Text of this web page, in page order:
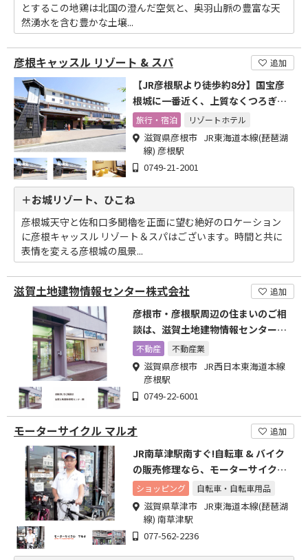
とするこの地鶏は北国の澄んだ空気と、奥羽山脈の豊富な天
然湧水を含む豊かな土壌...
彦根キャッスル リゾート & スパ 追加
【JR彦根駅より徒歩約8分】国宝彦
根城に一番近く、上質なくつろぎを
演出するお城下ホテル
旅行・宿泊 リゾートホテル
滋賀県彦根市 JR東海道本線(琵琶湖
線) 彦根駅
0749-21-2001
＋お城リゾート、ひこね
彦根城天守と佐和口多聞櫓を正面に望む絶好のロケーション
に彦根キャッスル リゾート＆スパはございます。時間と共に
表情を変える彦根城の風景...
滋賀土地建物情報センター株式会社 追加
彦根市・彦根駅周辺の住まいのご相
談は、滋賀土地建物情報センター株
式会社へ
不動産 不動産業
滋賀県彦根市 JR西日本東海道本線
彦根駅
0749-22-6001
モーターサイクル マルオ 追加
JR南草津駅南すぐ!自転車 & バイク
の販売修理なら、モーターサイクル
マルオへ。
ショッピング 自転車・自転車用品
滋賀県草津市 JR東海道本線(琵琶湖
線) 南草津駅
077-562-2236